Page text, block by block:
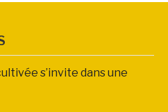
s’invite dans une